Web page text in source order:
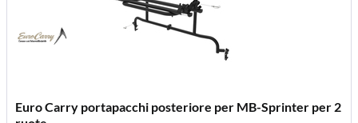
Euro Carry portapacchi posteriore per MB-Sprinter per 2